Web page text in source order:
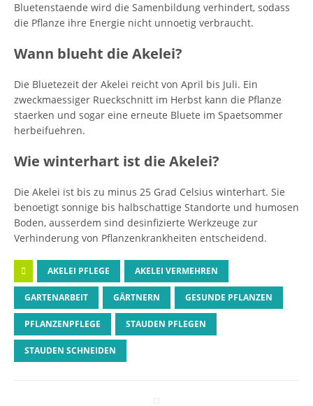
Bluetenstaende wird die Samenbildung verhindert, sodass
die Pflanze ihre Energie nicht unnoetig verbraucht.
Wann blueht die Akelei?
Die Bluetezeit der Akelei reicht von April bis Juli. Ein
zweckmaessiger Rueckschnitt im Herbst kann die Pflanze
staerken und sogar eine erneute Bluete im Spaetsommer
herbeifuehren.
Wie winterhart ist die Akelei?
Die Akelei ist bis zu minus 25 Grad Celsius winterhart. Sie
benoetigt sonnige bis halbschattige Standorte und humosen
Boden, ausserdem sind desinfizierte Werkzeuge zur
Verhinderung von Pflanzenkrankheiten entscheidend.
AKELEI PFLEGE AKELEI VERMEHREN
GARTENARBEIT GÄRTNERN GESUNDE PFLANZEN
PFLANZENPFLEGE STAUDEN PFLEGEN
STAUDEN SCHNEIDEN